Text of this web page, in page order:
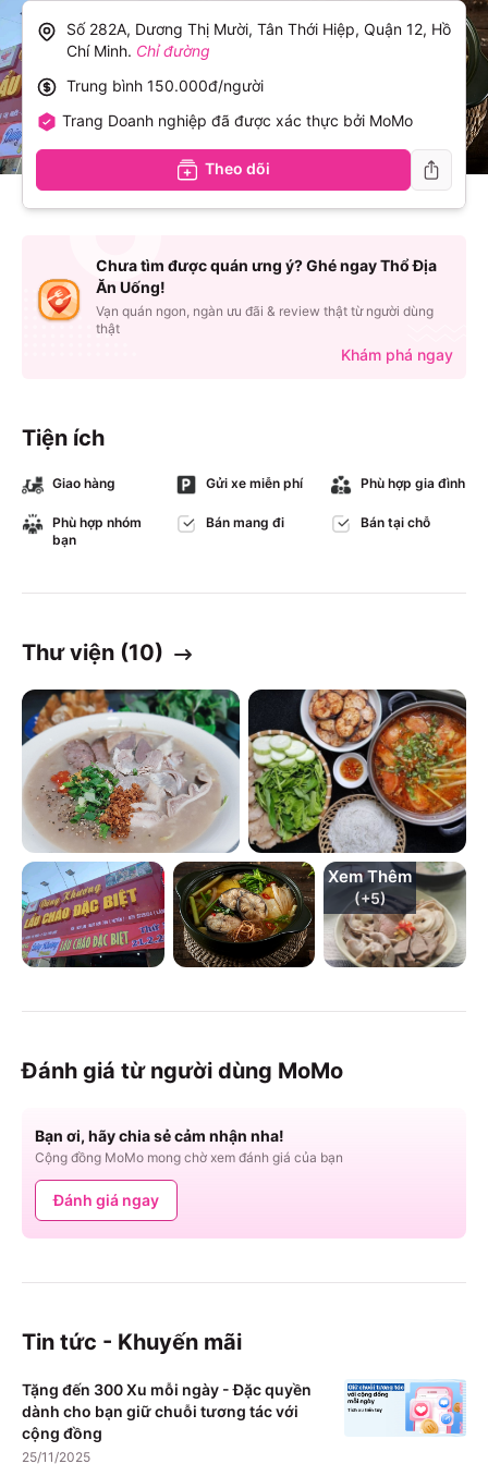
Tiện ích
Giao hàng Gửi xe miễn phí Phù hợp gia đình
Phù hợp nhóm
bạn
Bán mang đi Bán tại chỗ
Thư viện (10)
Xem Thêm
(+5)
Đánh giá từ người dùng MoMo
Bạn ơi, hãy chia sẻ cảm nhận nha!
Cộng đồng MoMo mong chờ xem đánh giá của bạn
Đánh giá ngay
Tin tức - Khuyến mãi
Tặng đến 300 Xu mỗi ngày - Đặc quyền
dành cho bạn giữ chuỗi tương tác với
cộng đồng
25/11/2025
Số 282A, Dương Thị Mười, Tân Thới Hiệp, Quận 12, Hồ
Chí Minh. Chỉ đường
Trung bình 150.000đ/người
Trang Doanh nghiệp đã được xác thực bởi MoMo
Theo dõi
Chưa tìm được quán ưng ý? Ghé ngay Thổ Địa
Ăn Uống!
Vạn quán ngon, ngàn ưu đãi & review thật từ người dùng
thật
Khám phá ngay